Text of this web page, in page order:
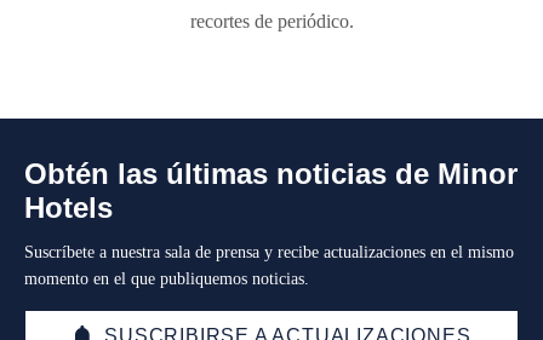
recortes de periódico.
Obtén las últimas noticias de Minor
Hotels
Suscríbete a nuestra sala de prensa y recibe actualizaciones en el mismo
momento en el que publiquemos noticias.
SUSCRIBIRSE A ACTUALIZACIONES